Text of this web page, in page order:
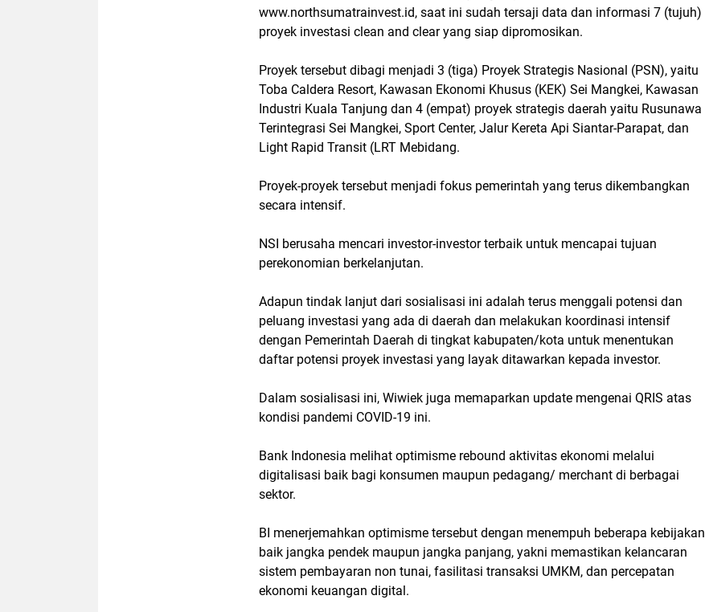
www.northsumatrainvest.id, saat ini sudah tersaji data dan informasi 7 (tujuh)
proyek investasi clean and clear yang siap dipromosikan.
Proyek tersebut dibagi menjadi 3 (tiga) Proyek Strategis Nasional (PSN), yaitu
Toba Caldera Resort, Kawasan Ekonomi Khusus (KEK) Sei Mangkei, Kawasan
Industri Kuala Tanjung dan 4 (empat) proyek strategis daerah yaitu Rusunawa
Terintegrasi Sei Mangkei, Sport Center, Jalur Kereta Api Siantar-Parapat, dan
Light Rapid Transit (LRT Mebidang.
Proyek-proyek tersebut menjadi fokus pemerintah yang terus dikembangkan
secara intensif.
NSI berusaha mencari investor-investor terbaik untuk mencapai tujuan
perekonomian berkelanjutan.
Adapun tindak lanjut dari sosialisasi ini adalah terus menggali potensi dan
peluang investasi yang ada di daerah dan melakukan koordinasi intensif
dengan Pemerintah Daerah di tingkat kabupaten/kota untuk menentukan
daftar potensi proyek investasi yang layak ditawarkan kepada investor.
Dalam sosialisasi ini, Wiwiek juga memaparkan update mengenai QRIS atas
kondisi pandemi COVID-19 ini.
Bank Indonesia melihat optimisme rebound aktivitas ekonomi melalui
digitalisasi baik bagi konsumen maupun pedagang/ merchant di berbagai
sektor.
BI menerjemahkan optimisme tersebut dengan menempuh beberapa kebijakan
baik jangka pendek maupun jangka panjang, yakni memastikan kelancaran
sistem pembayaran non tunai, fasilitasi transaksi UMKM, dan percepatan
ekonomi keuangan digital.